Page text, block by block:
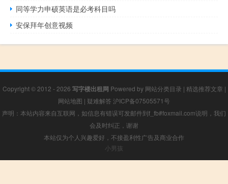
同等学力申硕英语是必考科目吗
安保拜年创意视频
Copyright © 2012 - 2026 写字楼出租网 Powered by 网站分类目录 | 精选推荐文章 |
网站地图 | 疑难解答 沪ICP备07505571号
声明：本站内容来自互联网，如信息有错误可发邮件到f_fb#foxmail.com说明，我们
会及时纠正，谢谢
本站仅为个人兴趣爱好，不接盈利性广告及商业合作
小男孩